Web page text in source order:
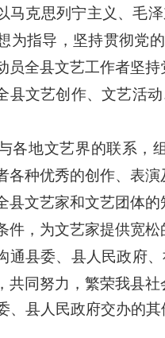
马克思列宁主义、毛
为指导，坚持贯彻党的
员全县文艺工作者坚
县文艺创作、文艺活
各地文艺界的联系
各种优秀的创作、表
县文艺家和文艺团体
件，为文艺家提供宽
通县委、县人民政府、
共同努力，繁荣我县
、县人民政府交办的其